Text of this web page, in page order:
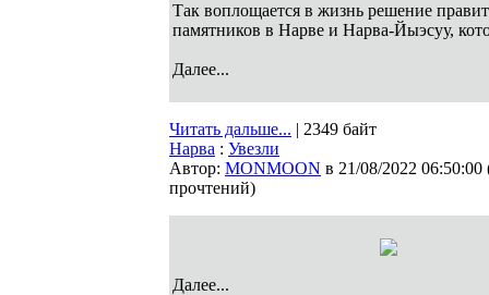
Так воплощается в жизнь решение
памятников в Нарве и Нарва-Йыэсуу,
Далее...
Читать дальше... | 2349 байт
Нарва : Увезли
Автор: MONMOON в 21/08/2022 06:50:00
прочтений)
Далее...